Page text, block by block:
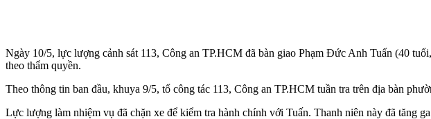
Ngày 10/5, lực lượng cảnh sát 113, Công an TP.HCM đã bàn giao Phạm Đức Anh Tuấn (40
theo thẩm quyền.
Theo thông tin ban đầu, khuya 9/5, tổ công tác 113, Công an TP.HCM tuần tra trên địa bàn
Lực lượng làm nhiệm vụ đã chặn xe để kiểm tra hành chính với Tuấn. Thanh niên này đã tăng